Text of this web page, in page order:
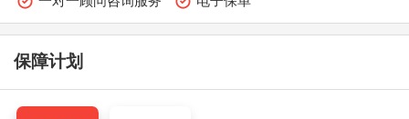
保障计划